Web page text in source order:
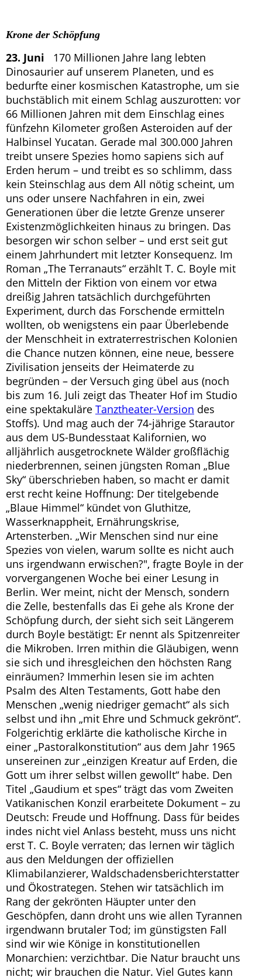
Krone der Schöpfung
23. Juni 170 Millionen Jahre lang lebten
Dinosaurier auf unserem Planeten, und es
bedurfte einer kosmischen Katastrophe, um sie
buchstäblich mit einem Schlag auszurotten: vor
66 Millionen Jahren mit dem Einschlag eines
fünfzehn Kilometer großen Asteroiden auf der
Halbinsel Yucatan. Gerade mal 300.000 Jahren
treibt unsere Spezies homo sapiens sich auf
Erden herum – und treibt es so schlimm, dass
kein Steinschlag aus dem All nötig scheint, um
uns oder unsere Nachfahren in ein, zwei
Generationen über die letzte Grenze unserer
Existenzmöglichkeiten hinaus zu bringen. Das
besorgen wir schon selber – und erst seit gut
einem Jahrhundert mit letzter Konsequenz. Im
Roman „The Terranauts“ erzählt T. C. Boyle mit
den Mitteln der Fiktion von einem vor etwa
dreißig Jahren tatsächlich durchgeführten
Experiment, durch das Forschende ermitteln
wollten, ob wenigstens ein paar Überlebende
der Menschheit in extraterrestrischen Kolonien
die Chance nutzen können, eine neue, bessere
Zivilisation jenseits der Heimaterde zu
begründen – der Versuch ging übel aus (noch
bis zum 16. Juli zeigt das Theater Hof im Studio
eine spektakuläre Tanztheater-Version des
Stoffs). Und mag auch der 74-jährige Starautor
aus dem US-Bundesstaat Kalifornien, wo
alljährlich ausgetrocknete Wälder großflächig
niederbrennen, seinen jüngsten Roman „Blue
Sky“ überschrieben haben, so macht er damit
erst recht keine Hoffnung: Der titelgebende
„Blaue Himmel“ kündet von Gluthitze,
Wasserknappheit, Ernährungskrise,
Artensterben. „Wir Menschen sind nur eine
Spezies von vielen, warum sollte es nicht auch
uns irgendwann erwischen?", fragte Boyle in der
vorvergangenen Woche bei einer Lesung in
Berlin. Wer meint, nicht der Mensch, sondern
die Zelle, bestenfalls das Ei gehe als Krone der
Schöpfung durch, der sieht sich seit Längerem
durch Boyle bestätigt: Er nennt als Spitzenreiter
die Mikroben. Irren mithin die Gläubigen, wenn
sie sich und ihresgleichen den höchsten Rang
einräumen? Immerhin lesen sie im achten
Psalm des Alten Testaments, Gott habe den
Menschen „wenig niedriger gemacht“ als sich
selbst und ihn „mit Ehre und Schmuck gekrönt“.
Folgerichtig erklärte die katholische Kirche in
einer „Pastoralkonstitution“ aus dem Jahr 1965
unsereinen zur „einzigen Kreatur auf Erden, die
Gott um ihrer selbst willen gewollt“ habe. Den
Titel „Gaudium et spes“ trägt das vom Zweiten
Vatikanischen Konzil erarbeitete Dokument – zu
Deutsch: Freude und Hoffnung. Dass für beides
indes nicht viel Anlass besteht, muss uns nicht
erst T. C. Boyle verraten; das lernen wir täglich
aus den Meldungen der offiziellen
Klimabilanzierer, Waldschadensberichterstatter
und Ökostrategen. Stehen wir tatsächlich im
Rang der gekrönten Häupter unter den
Geschöpfen, dann droht uns wie allen Tyrannen
irgendwann brutaler Tod; im günstigsten Fall
sind wir wie Könige in konstitutionellen
Monarchien: verzichtbar. Die Natur braucht uns
nicht; wir brauchen die Natur. Viel Gutes kann